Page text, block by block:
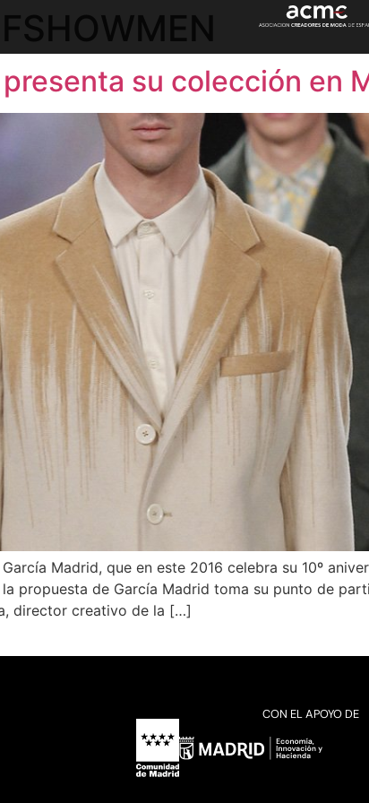
su colección en
Madrid, que en este 2016 celebra su 10º
propuesta de García Madrid toma su punto de
director creativo de la […]
CON EL APOYO DE